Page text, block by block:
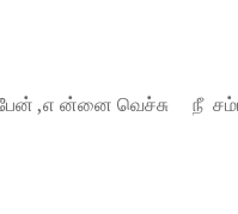
,எ ன்னை வெச்சு நீ